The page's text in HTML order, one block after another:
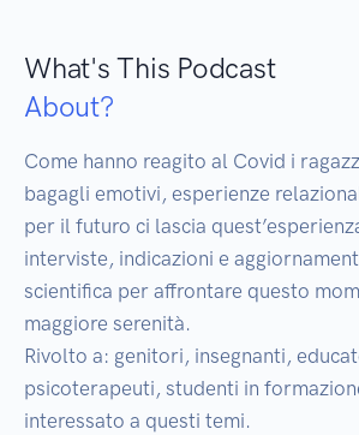
What's This Podcast
About?
Come hanno reagito al Covid i
bagagli emotivi, esperienze
per il futuro ci lascia
interviste, indicazioni e
scientifica per affrontare questo
maggiore serenità.
Rivolto a: genitori, insegnanti,
psicoterapeuti, studenti in
interessato a questi temi.